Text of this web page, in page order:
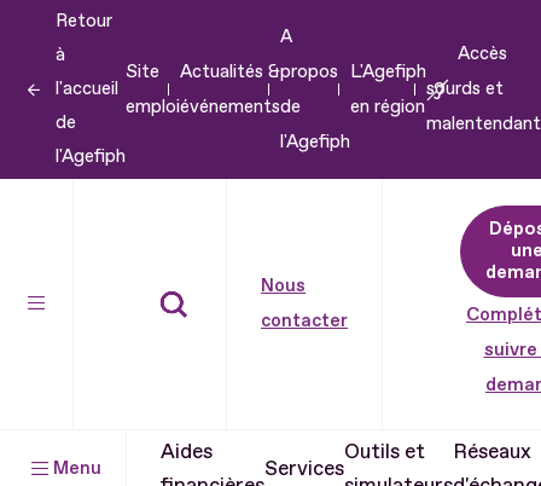
contenu
Retour
à
l'accueil
de
l'Agefiph
Site
emploi
Actualités &
événements
A
propos
de
l'Agefiph
L'Agefiph
en région
Accès
sourds et
Nous
contacter
suivre
Menu
Aides
Services
Outils et
Réseaux